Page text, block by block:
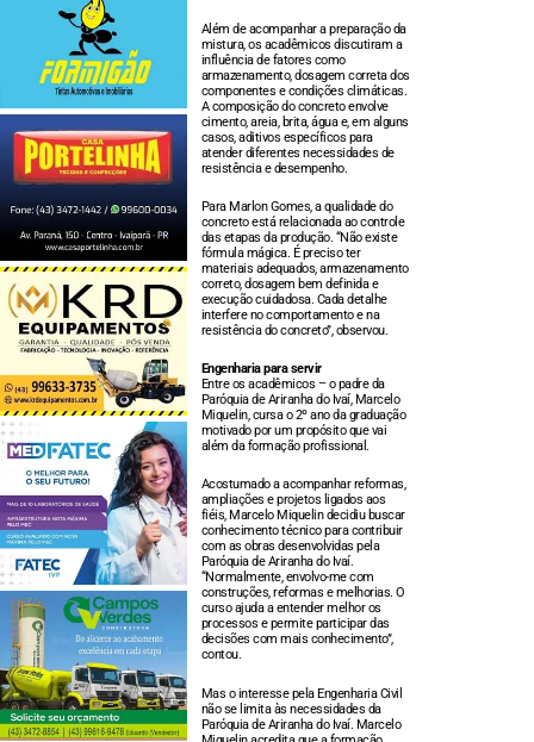
Além de acompanhar a preparação da
mistura, os acadêmicos discutiram a
influência de fatores como
armazenamento, dosagem correta dos
componentes e condições climáticas.
A composição do concreto envolve
cimento, areia, brita, água e, em alguns
casos, aditivos específicos para
atender diferentes necessidades de
resistência e desempenho.
Para Marlon Gomes, a qualidade do
concreto está relacionada ao controle
das etapas da produção. “Não existe
fórmula mágica. É preciso ter
materiais adequados, armazenamento
correto, dosagem bem definida e
execução cuidadosa. Cada detalhe
interfere no comportamento e na
resistência do concreto”, observou.
Engenharia para servir
Entre os acadêmicos – o padre da
Paróquia de Ariranha do Ivaí, Marcelo
Miquelin, cursa o 2º ano da graduação
motivado por um propósito que vai
além da formação profissional.
Acostumado a acompanhar reformas,
ampliações e projetos ligados aos
fiéis, Marcelo Miquelin decidiu buscar
conhecimento técnico para contribuir
com as obras desenvolvidas pela
Paróquia de Ariranha do Ivaí.
“Normalmente, envolvo-me com
construções, reformas e melhorias. O
curso ajuda a entender melhor os
processos e permite participar das
decisões com mais conhecimento”,
contou.
Mas o interesse pela Engenharia Civil
não se limita às necessidades da
Paróquia de Ariranha do Ivaí. Marcelo